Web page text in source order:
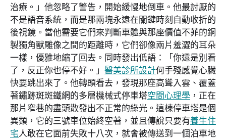
治療。」他忽略了警告，開始緩慢地倒車。他最討厭的
不是語音系統，而是那兩塊永遠在關鍵時刻自動收折的
後視鏡。當他需要它們來判斷車體與那座價值不菲的銅
製獨角獸雕像之間的距離時，它們卻像兩片羞澀的耳朵
一樣，優雅地縮了回去。同時發出低語：「你還是別看
了，反正你也停不好。」 醫美診所設計何手殘感覺心臟
快要跳出來了。他轉頭看去，發現那座高聳入雲、覆蓋
著鏽跡斑斑鐵網的多層機械式停車塔空間心理學 ，正在
那片窄巷的盡頭散發出不正常的綠光。這棟停車塔是個
異類，它的三號車位始終空著，並且傳說只要有養生住
宅人敢在它面前失敗十八次，就會被傳送到一個泊車地